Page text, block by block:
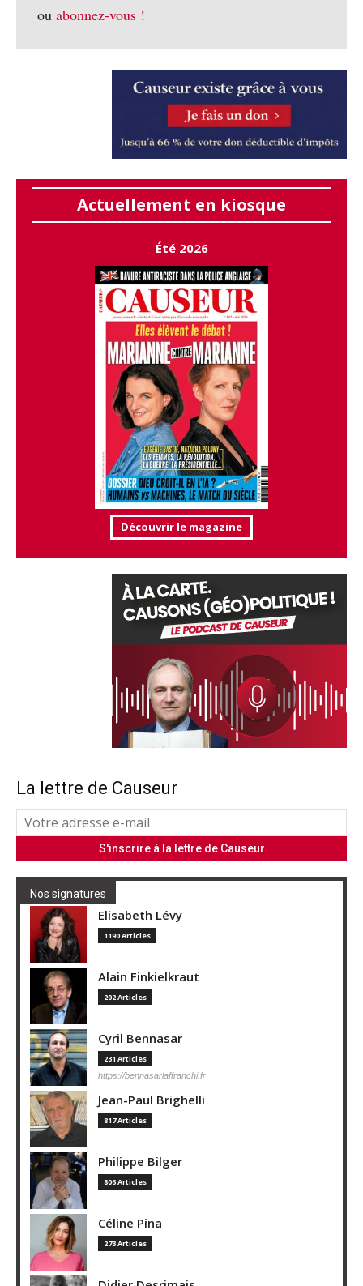
ou abonnez-vous !
Actuellement en kiosque
Été 2026
Découvrir le magazine
La lettre de Causeur
Nos signatures
Elisabeth Lévy
1190 Articles
Alain Finkielkraut
202 Articles
Cyril Bennasar
231 Articles
https://bennasarlaffranchi.fr
Jean-Paul Brighelli
817 Articles
Philippe Bilger
806 Articles
Céline Pina
273 Articles